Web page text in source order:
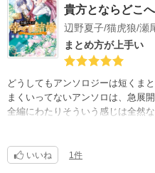
貴方とならどこ
まとめ方が上手い
どうしてもアンソロジーは短くま
まくいってないアンソロは、急展
全編にわたりそういう感じは全然
る。長いお話を短くするための方
いいね 1件